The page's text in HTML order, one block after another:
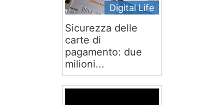
Digital Life
Sicurezza delle
carte di
pagamento: due
milioni...